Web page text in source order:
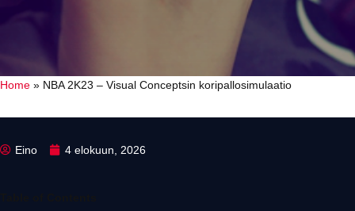
Home » NBA 2K23 – Visual Conceptsin koripallosimulaatio
Eino 4 elokuun, 2026